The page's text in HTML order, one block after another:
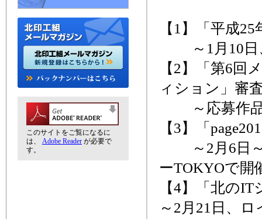
【1】「平成
～1月10日
【2】「第6回
ィション」審
～応募作品
【3】「
～2月6日～
ーTOKYOで開
【4】「北の
～2月21日、
このサイトをご覧になるに
は、 Adobe Reader が必要で
す。